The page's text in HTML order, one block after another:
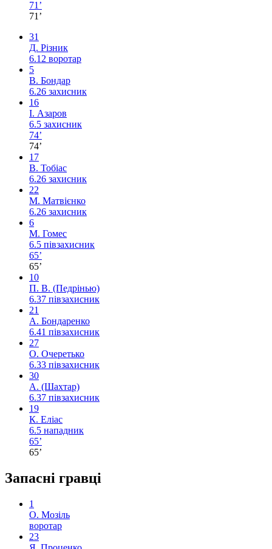
71’
71’
31
Д. Різник
6.12 воротар
5
В. Бондар
6.26 захисник
16
І. Азаров
6.5 захисник
74’
74’
17
В. Тобіас
6.26 захисник
22
М. Матвієнко
6.26 захисник
6
М. Гомес
6.5 півзахисник
65’
65’
10
П. В. (Педрінью)
6.37 півзахисник
21
А. Бондаренко
6.41 півзахисник
27
О. Очеретько
6.33 півзахисник
30
А. (Шахтар)
6.37 півзахисник
19
К. Еліас
6.5 нападник
65’
65’
Запасні гравці
1
О. Мозіль
воротар
23